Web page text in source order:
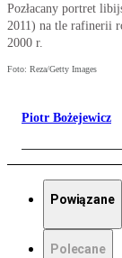
Pozłacany portret
2011) na tle rafinerii
2000 r.
Foto: Reza/Getty Images
Piotr Bożejewicz
Powiązane
Polecane